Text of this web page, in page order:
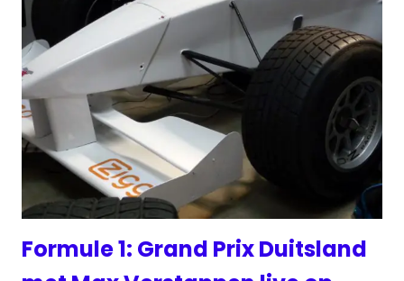
Formule 1: Grand Prix Duitsland